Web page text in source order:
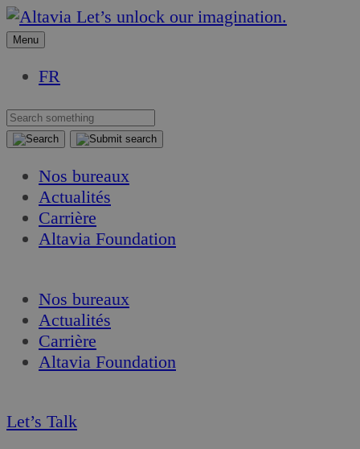
Aller
au
Aller
au
Let’s unlock our imagination.
Menu
FR
Nos bureaux
Actualités
Carrière
Altavia Foundation
Nos bureaux
Actualités
Carrière
Altavia Foundation
Let’s Talk